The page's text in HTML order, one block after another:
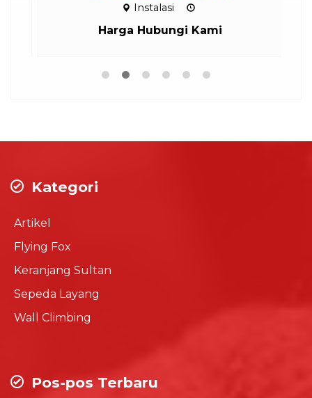
Instalasi
Harga Hubungi Kami
Kategori
Artikel
Flying Fox
Keranjang Sultan
Sepeda Layang
Wall Climbing
Pos-pos Terbaru